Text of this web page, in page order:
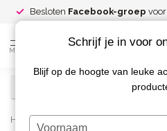
Besloten Facebook-groep
MENU
Home / Blush Gel Fierce
Schrijf je in voor
Blijf op de hoogte van leuke
Typ